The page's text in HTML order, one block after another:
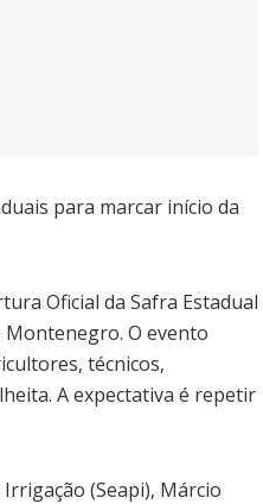
para marcar início da
Oficial da Safra Estadual
Montenegro. O evento
técnicos,
A expectativa é repetir
(Seapi), Márcio